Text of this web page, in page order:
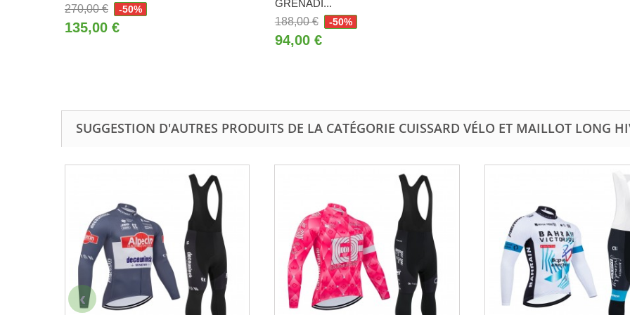
270,00 € -50%
135,00 €
GRENADI...
188,00 €
-50%
94,00 €
SUGGESTION D'AUTRES PRODUITS DE LA CATÉGORIE CUISSARD VÉLO ET MAILLOT LONG